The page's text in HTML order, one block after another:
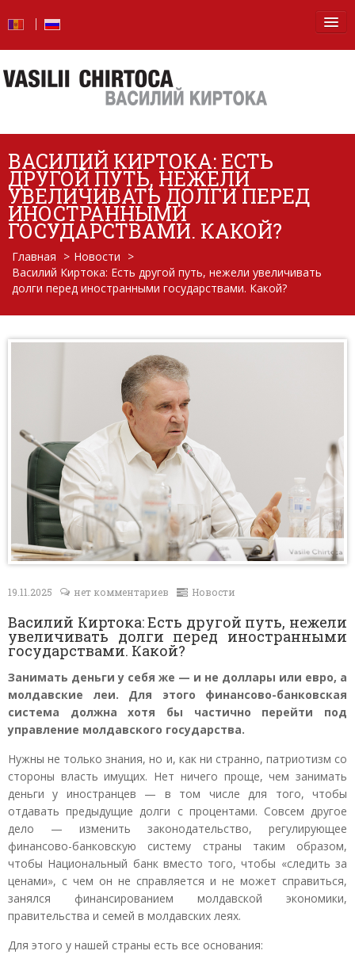
Новости
Блог
Фото
Видео
От слов — к делу
Отчет о деятельности
Обо мне
Контакты
ВАСИЛИЙ КИРТОКА: ЕСТЬ
ДРУГОЙ ПУТЬ, НЕЖЕЛИ
УВЕЛИЧИВАТЬ ДОЛГИ ПЕРЕД
ИНОСТРАННЫМИ
ГОСУДАРСТВАМИ. КАКОЙ?
Главная > Новости >
Василий Киртока: Есть другой путь, нежели увеличивать
долги перед иностранными государствами. Какой?
19.11.2025 нет комментариев Новости
Василий Киртока: Есть другой путь, нежели
увеличивать долги перед иностранными
государствами. Какой?
Занимать деньги у себя же — и не доллары или евро, а
молдавские леи. Для этого финансово-банковская
система должна хотя бы частично перейти под
управление молдавского государства.
Нужны не только знания, но и, как ни странно, патриотизм со
стороны власть имущих. Нет ничего проще, чем занимать
деньги у иностранцев — в том числе для того, чтобы
отдавать предыдущие долги с процентами. Совсем другое
дело — изменить законодательство, регулирующее
финансово-банковскую систему страны таким образом,
чтобы Национальный банк вместо того, чтобы «следить за
ценами», с чем он не справляется и не может справиться,
занялся финансированием молдавской экономики,
правительства и семей в молдавских леях.
Для этого у нашей страны есть все основания: